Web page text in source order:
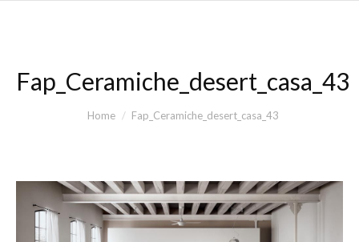
Fap_Ceramiche_desert_casa_43
Home Fap_Ceramiche_desert_casa_43